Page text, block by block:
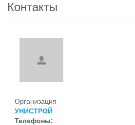
Контакты
Организация
УНИСТРОЙ
Телефоны: